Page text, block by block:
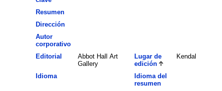
Resumen
Dirección
Autor
corporativo
Editorial
Abbot Hall Art
Gallery
Lugar de
edición
Kendal
Idioma
Idioma del
resumen